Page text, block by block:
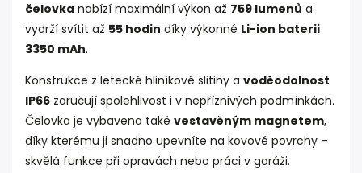
čelovka nabízí maximální výkon až 759 lumenů a
vydrží svítit až 55 hodin díky výkonné Li-ion baterii
3350 mAh.
Konstrukce z letecké hliníkové slitiny a voděodolnost
IP66 zaručují spolehlivost i v nepříznivých podmínkách.
Čelovka je vybavena také vestavěným magnetem,
díky kterému ji snadno upevníte na kovové povrchy –
skvělá funkce při opravách nebo práci v garáži.